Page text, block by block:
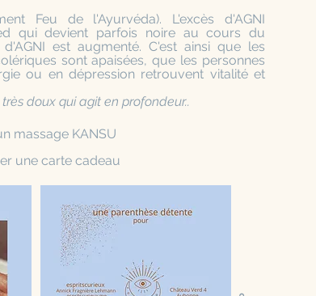
Feu de l'Ayurvéda). L'excès d'AGNI
qui devient parfois noire au cours du
est augmenté. C'est ainsi que les
sont apaisées, que les personnes
ou en dépression retrouvent vitalité et
agit en profondeur..
massage KANSU
une carte cadeau